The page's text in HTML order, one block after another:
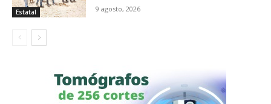
Estatal 9 agosto, 2026